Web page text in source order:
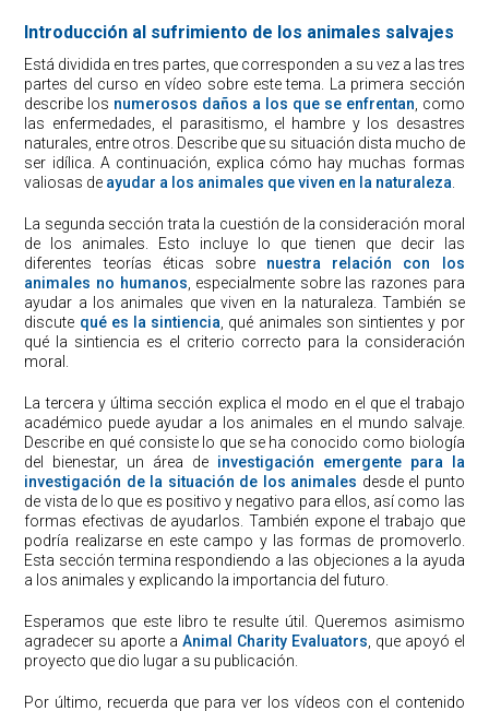
Introducción al sufrimiento de los animales salvajes
Está dividida en tres partes, que corresponden a su vez a las tres
partes del curso en vídeo sobre este tema. La primera sección
describe los numerosos daños a los que se enfrentan , como
las enfermedades, el parasitismo, el hambre y los desastres
naturales, entre otros. Describe que su situación dista mucho de
ser idílica. A continuación, explica cómo hay muchas formas
valiosas de ayudar a los animales que viven en la naturaleza
La segunda sección trata la cuestión de la consideración moral
de los animales. Esto incluye lo que tienen que decir las
diferentes teorías éticas sobre nuestra relación con los
animales no humanos , especialmente sobre las razones para
ayudar a los animales que viven en la naturaleza. También se
discute qué es la sintiencia , qué animales son sintientes y por
qué la sintiencia es el criterio correcto para la consideración
moral.
La tercera y última sección explica el modo en el que el trabajo
académico puede ayudar a los animales en el mundo salvaje.
Describe en qué consiste lo que se ha conocido como biología
del bienestar, un área de investigación emergente para la
investigación de la situación de los animales desde el punto
de vista de lo que es positivo y negativo para ellos, así como las
formas efectivas de ayudarlos. También expone el trabajo que
podría realizarse en este campo y las formas de promoverlo.
Esta sección termina respondiendo a las objeciones a la ayuda
a los animales y explicando la importancia del futuro.
Esperamos que este libro te resulte útil. Queremos asimismo
agradecer su aporte aAnimal Charity Evaluators , que apoyó el
proyecto que dio lugar a su publicación.
Por último, recuerda que para ver los vídeos con el contenido